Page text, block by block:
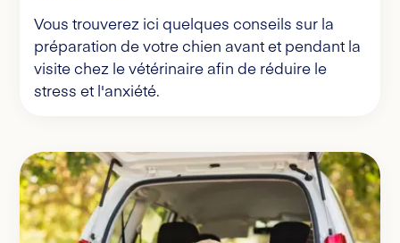
Vous trouverez ici quelques conseils sur la
préparation de votre chien avant et pendant la
visite chez le vétérinaire afin de réduire le
stress et l'anxiété.